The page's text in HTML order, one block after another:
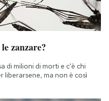
zanzare?
di milioni di morti e c'è chi
liberarsene, ma non è così